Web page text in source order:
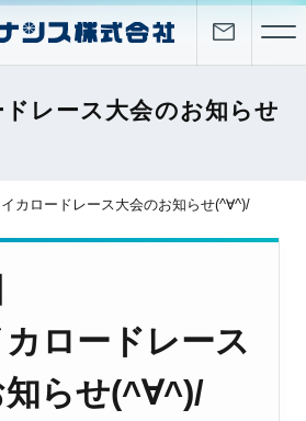
レース大会のお知らせ
カロードレース大会のお知らせ(^∀^)/
ロードレース
知らせ(^∀^)/